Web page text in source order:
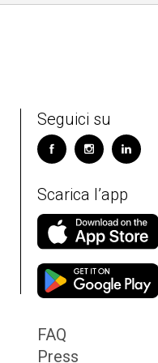
Seguici su
Scarica l’app
FAQ
Press